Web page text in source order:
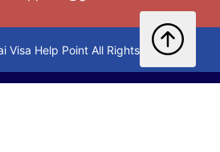
Help Point All Rights Reserved.